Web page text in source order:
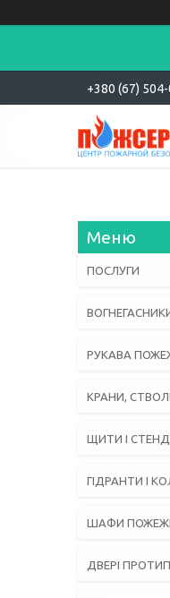
+380 (67)
ПОСЛУГИ
РУКАВА
КРАНИ,
ЩИТИ І
ГІДРАНТИ І
ШАФИ
ДВЕРІ